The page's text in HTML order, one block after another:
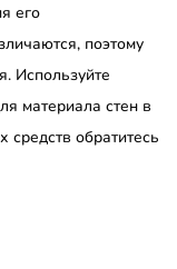
его
поэтому
Используйте
материала стен в
обратитесь